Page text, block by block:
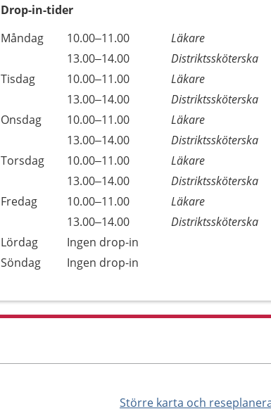
Drop-in-tider
Måndag
10.00–11.00
Läkare
13.00–14.00
Distriktssköterska
Tisdag
10.00–11.00
Läkare
13.00–14.00
Distriktssköterska
Onsdag
10.00–11.00
Läkare
13.00–14.00
Distriktssköterska
Torsdag
10.00–11.00
Läkare
13.00–14.00
Distriktssköterska
Fredag
10.00–11.00
Läkare
13.00–14.00
Distriktssköterska
Lördag
Ingen drop-in
Söndag
Ingen drop-in
Större karta och